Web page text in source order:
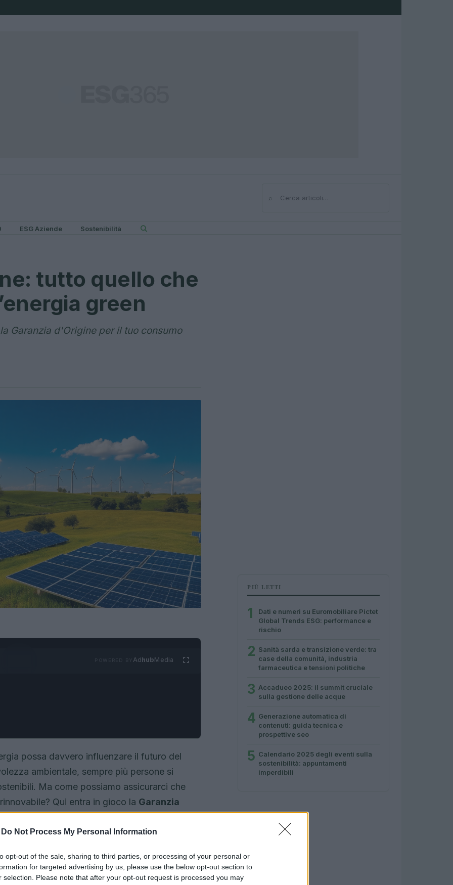
Do Not Process My Personal Information
opt-out of the sale, sharing to third parties, or processing of your personal or
for targeted advertising by us, please use the below opt-out section to
selection. Please note that after your opt-out request is processed you may
⌕Cerca
ESG Aziende Sostenibilità
tutto quello che
green
Garanzia d'Origine per il tuo consumo
AdhubMedia
possa davvero influenzare il futuro del
ambientale, sempre più persone si
Ma come possiamo assicurarci che
Qui entra in gioco la Garanzia
la tua idea di energia green.
PIÙ LETTI
1
Dati e numeri su Euromobiliare Pictet
Global Trends ESG: performance e
rischio
2 Sanità sarda e transizione verde: tra
case della comunità, industria
farmaceutica e tensioni politiche
3 Accadueo 2025: il summit cruciale
sulla gestione delle acque
4 Generazione automatica di
contenuti: guida tecnica e
prospettive seo
5 Calendario 2025 degli eventi sulla
sostenibilità: appuntamenti
imperdibili